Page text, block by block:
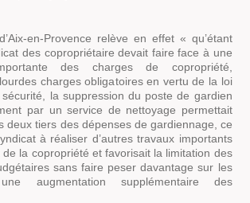
en-Provence relève en effet « qu’étant
des copropriétaire devait faire face à une
des charges de copropriété,
charges obligatoires en vertu de la loi
la suppression du poste de gardien
par un service de nettoyage permettait
deux tiers des dépenses de gardiennage, ce
à réaliser d’autres travaux importants
la copropriété et favorisait la limitation des
sans faire peser davantage sur les
augmentation supplémentaire des